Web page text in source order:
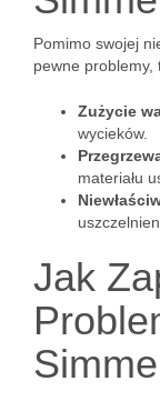
Pomimo swojej
pewne problemy,
Zużycie
wycieków.
materiału
Jak